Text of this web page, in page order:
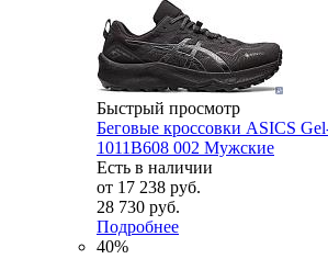
Быстрый просмотр
Беговые кроссовки ASICS
1011B608 002 Мужские
Есть в наличии
от 17 238 руб.
28 730 руб.
Подробнее
40%